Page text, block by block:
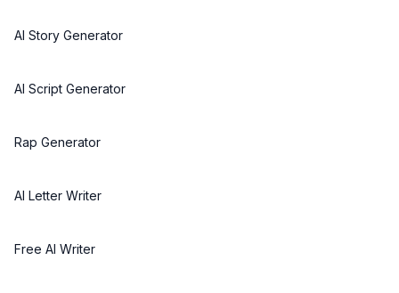
AI Story Generator
AI Script Generator
Rap Generator
AI Letter Writer
Free AI Writer